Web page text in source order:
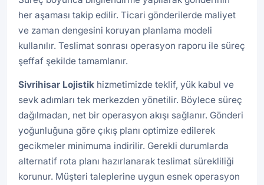
her aşaması takip edilir. Ticari gönderilerde maliyet
ve zaman dengesini koruyan planlama modeli
kullanılır. Teslimat sonrası operasyon raporu ile süreç
şeffaf şekilde tamamlanır.
Sivrihisar Lojistik hizmetimizde teklif, yük kabul ve
sevk adımları tek merkezden yönetilir. Böylece süreç
dağılmadan, net bir operasyon akışı sağlanır. Gönderi
yoğunluğuna göre çıkış planı optimize edilerek
gecikmeler minimuma indirilir. Gerekli durumlarda
alternatif rota planı hazırlanarak teslimat sürekliliği
korunur. Müşteri taleplerine uygun esnek operasyon